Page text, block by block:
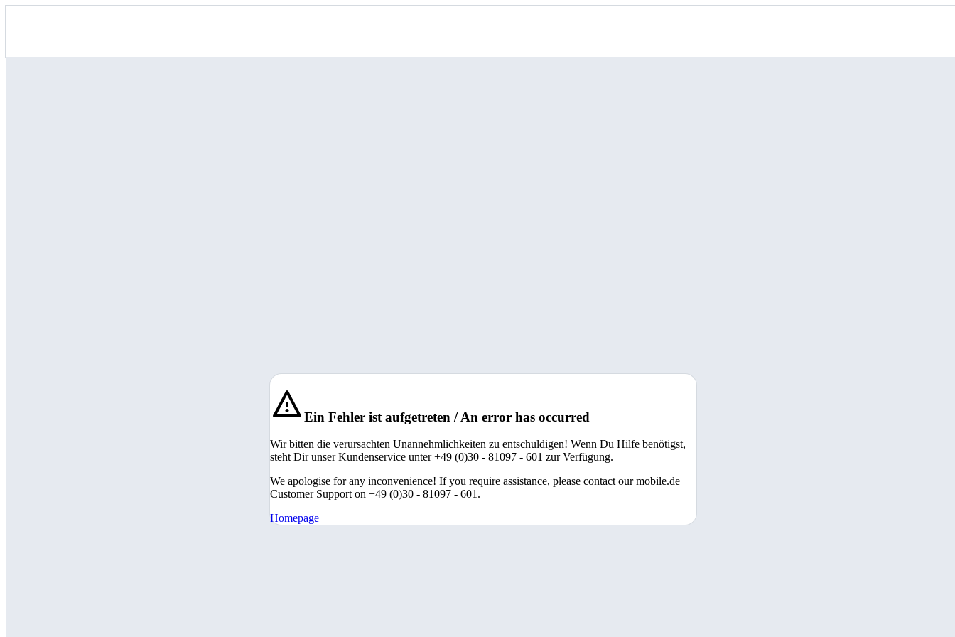
Ein Fehler ist aufgetreten / An error has occurred
Wir bitten die verursachten Unannehmlichkeiten zu entschuldigen! Wenn Du Hilfe benötigst,
steht Dir unser Kundenservice unter +49 (0)30 - 81097 - 601 zur Verfügung.
We apologise for any inconvenience! If you require assistance, please contact our mobile.de
Customer Support on +49 (0)30 - 81097 - 601.
Homepage